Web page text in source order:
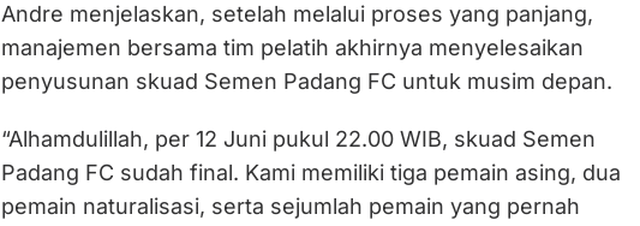
Andre menjelaskan, setelah melalui proses yang panjang,
manajemen bersama tim pelatih akhirnya menyelesaikan
penyusunan skuad Semen Padang FC untuk musim depan.
“Alhamdulillah, per 12 Juni pukul 22.00 WIB, skuad Semen
Padang FC sudah final. Kami memiliki tiga pemain asing, dua
pemain naturalisasi, serta sejumlah pemain yang pernah